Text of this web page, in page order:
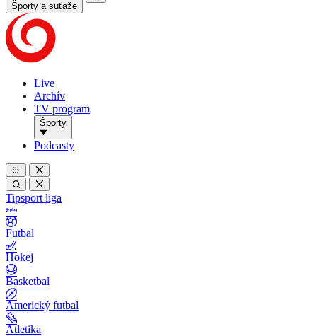
Športy a suťaže
Live
Archív
TV program
Športy
Podcasty
Tipsport liga
Futbal
Hokej
Basketbal
Americký futbal
Atletika